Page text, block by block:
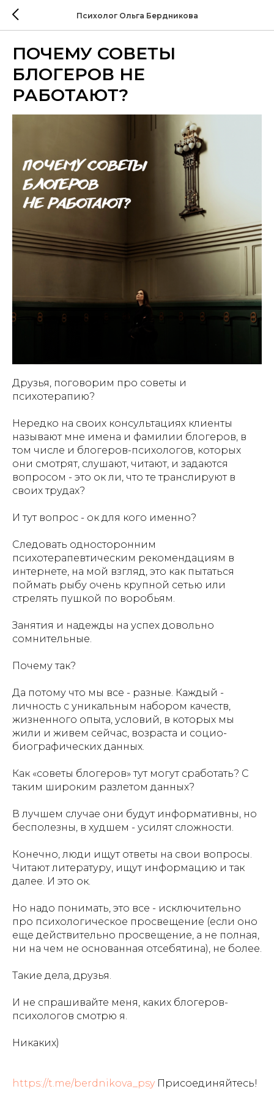
Психолог Ольга Бердникова
ПОЧЕМУ СОВЕТЫ
БЛОГЕРОВ НЕ
РАБОТАЮТ?
Друзья, поговорим про советы и
психотерапию?
Нередко на своих консультациях клиенты
называют мне имена и фамилии блогеров, в
том числе и блогеров-психологов, которых
они смотрят, слушают, читают, и задаются
вопросом - это ок ли, что те транслируют в
своих трудах?
И тут вопрос - ок для кого именно?
Следовать односторонним
психотерапевтическим рекомендациям в
интернете, на мой взгляд, это как пытаться
поймать рыбу очень крупной сетью или
стрелять пушкой по воробьям.
Занятия и надежды на успех довольно
сомнительные.
Почему так?
Да потому что мы все - разные. Каждый -
личность с уникальным набором качеств,
жизненного опыта, условий, в которых мы
жили и живем сейчас, возраста и социо-
биографических данных.
Как «советы блогеров» тут могут сработать? С
таким широким разлетом данных?
В лучшем случае они будут информативны, но
бесполезны, в худшем - усилят сложности.
Конечно, люди ищут ответы на свои вопросы.
Читают литературу, ищут информацию и так
далее. И это ок.
Но надо понимать, это все - исключительно
про психологическое просвещение (если оно
еще действительно просвещение, а не полная,
ни на чем не основанная отсебятина), не более.
Такие дела, друзья.
И не спрашивайте меня, каких блогеров-
психологов смотрю я.
Никаких)
https://t.me/berdnikova_psy Присоединяйтесь!